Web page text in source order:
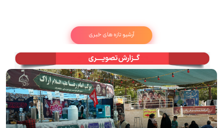
آرشیو تازه های خبری